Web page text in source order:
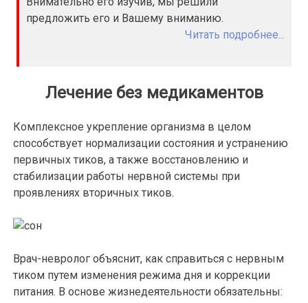
предложить его и Вашему вниманию.
Читать подробнее...
Лечение без медикаментов
Комплексное укрепление организма в целом
способствует нормализации состояния и устранению
первичных тиков, а также восстановлению и
стабилизации работы нервной системы при
проявлениях вторичных тиков.
Врач-невролог объяснит, как справиться с нервным
тиком путем изменения режима дня и коррекции
питания. В основе жизнедеятельности обязательны: